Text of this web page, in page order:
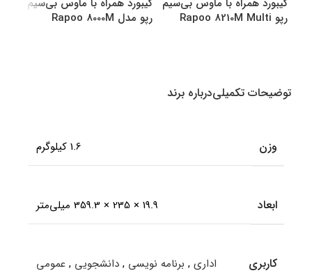
رپو Rapoo 8210M Multi
رپو مدل Rapoo 8000M
توضیحات تکمیلیدرباره برند
وزن 1.6 کیلوگرم
ابعاد 19.9 × 235 × 359.3 میلی‌متر
کاربری اداری , برنامه نویسی , دانشجویی , عمومی